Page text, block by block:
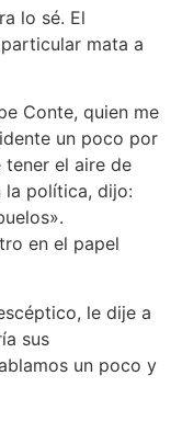
lo sé. El
mata a
Conte, quien me
un poco por
tener el aire de
la política, dijo:
en el papel
le dije a
sus
un poco y